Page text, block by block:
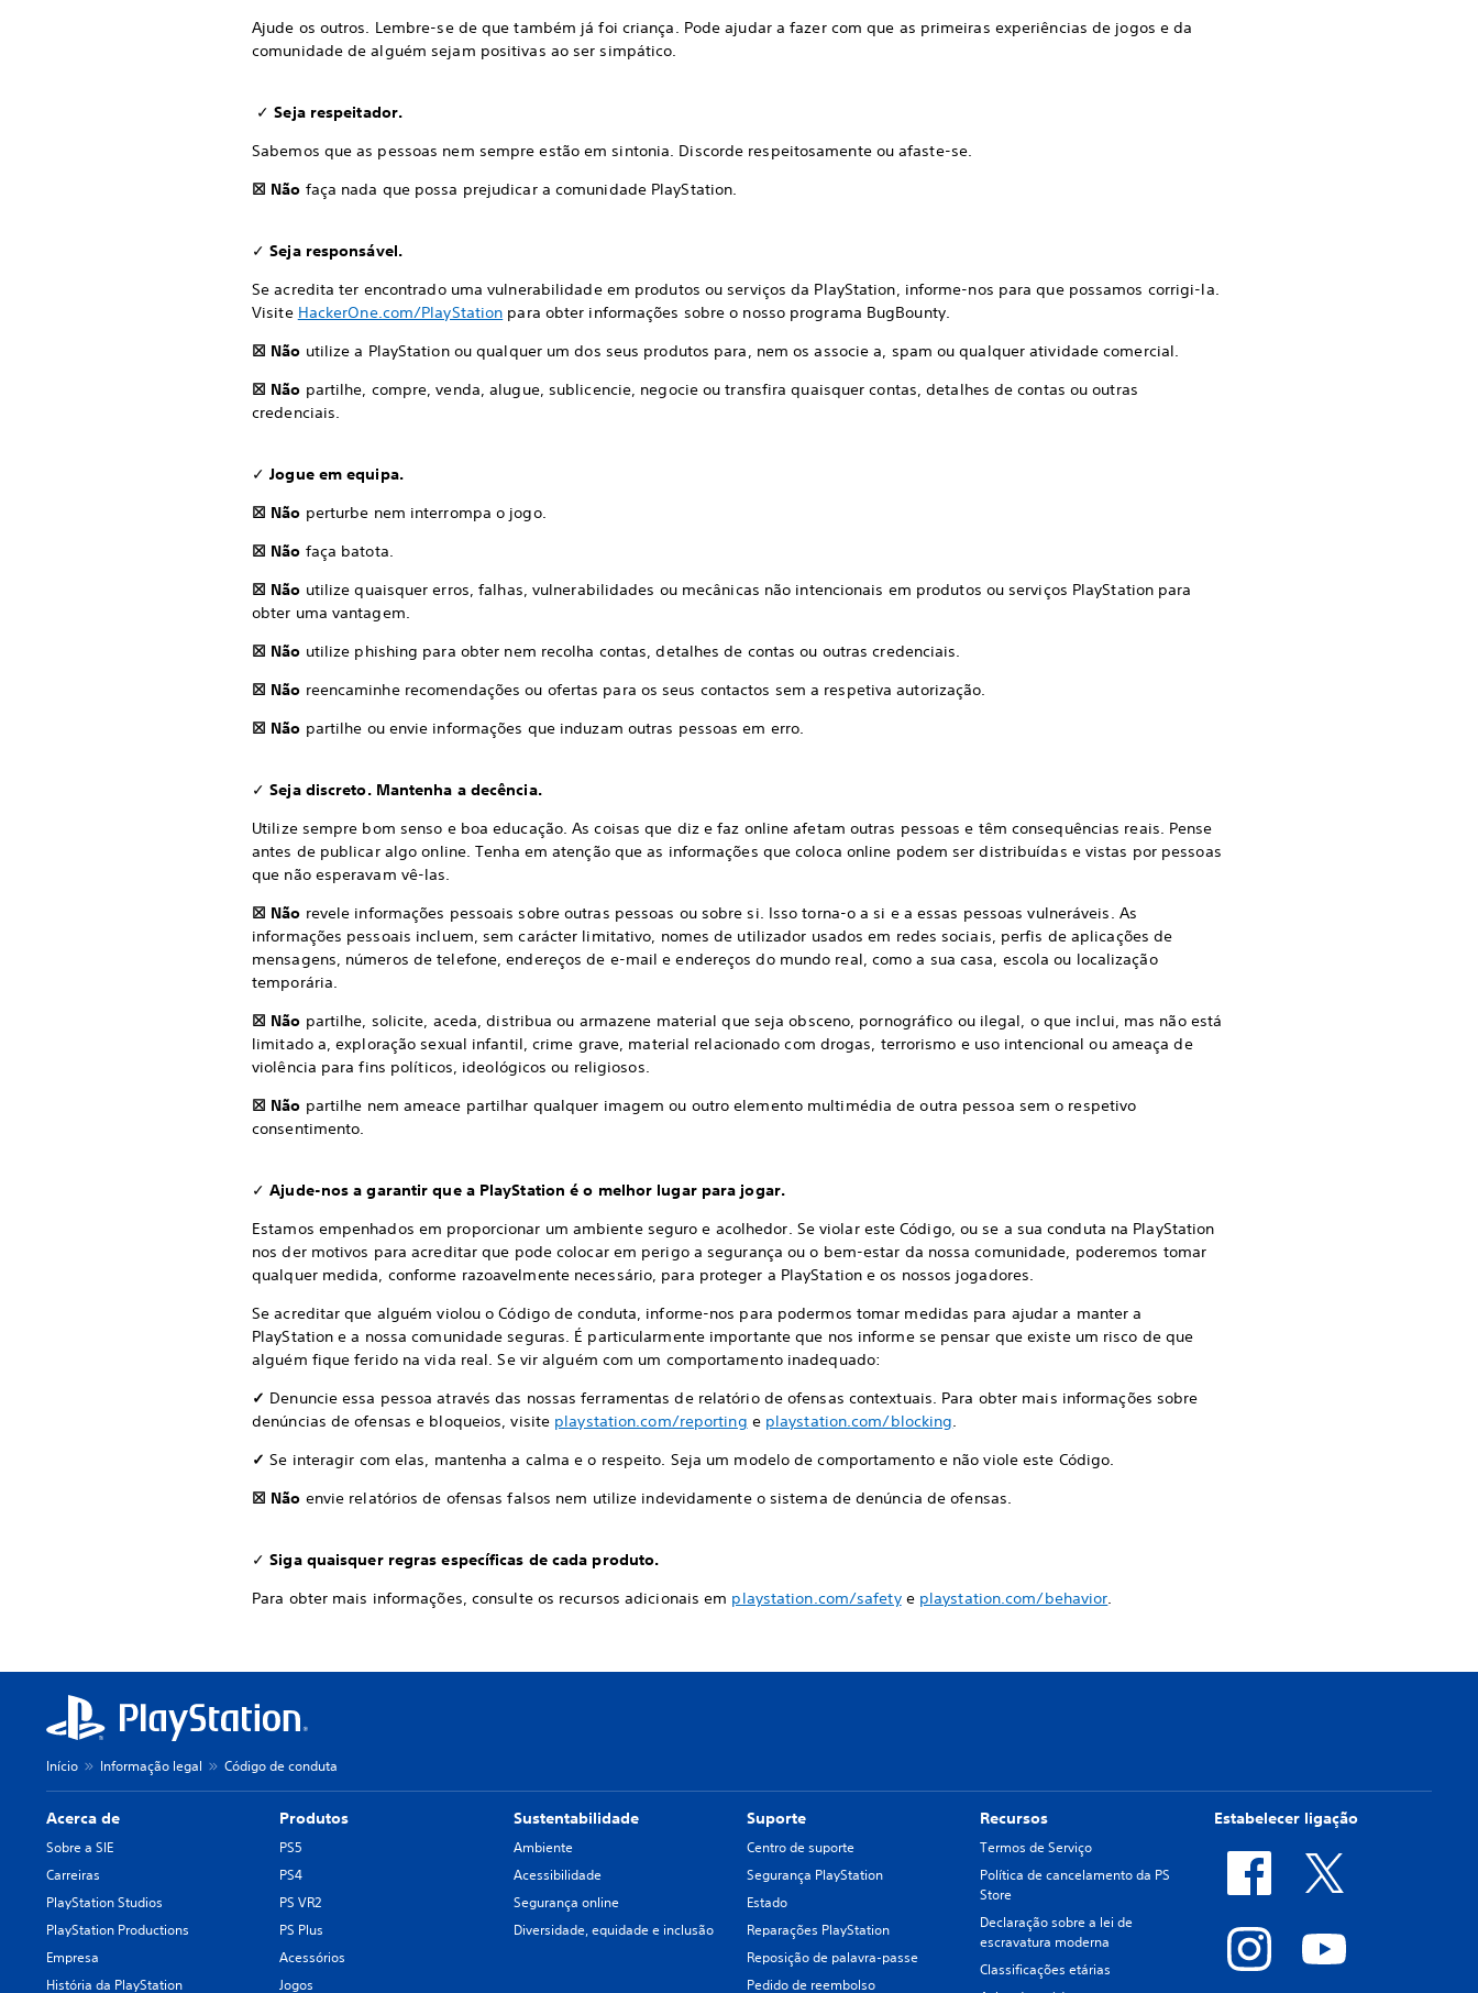
Ajude os outros. Lembre-se de que também já foi criança. Pode ajudar a fazer com que as primeiras experiências de jogos e da
comunidade de alguém sejam positivas ao ser simpático.
✓Seja respeitador.
Sabemos que as pessoas nem sempre estão em sintonia. Discorde respeitosamente ou afaste-se.
☒ Não faça nada que possa prejudicar a comunidade PlayStation.
✓Seja responsável.
Se acredita ter encontrado uma vulnerabilidade em produtos ou serviços da PlayStation, informe-nos para que possamos corrigi-la.
Visite HackerOne.com/PlayStation para obter informações sobre o nosso programa BugBounty.
☒ Não utilize a PlayStation ou qualquer um dos seus produtos para, nem os associe a, spam ou qualquer atividade comercial.
☒ Não partilhe, compre, venda, alugue, sublicencie, negocie ou transfira quaisquer contas, detalhes de contas ou outras
credenciais.
✓Jogue em equipa.
☒ Não perturbe nem interrompa o jogo.
☒ Não faça batota.
☒ Não utilize quaisquer erros, falhas, vulnerabilidades ou mecânicas não intencionais em produtos ou serviços PlayStation para
obter uma vantagem.
☒ Não utilize phishing para obter nem recolha contas, detalhes de contas ou outras credenciais.
☒ Não reencaminhe recomendações ou ofertas para os seus contactos sem a respetiva autorização.
☒ Não partilhe ou envie informações que induzam outras pessoas em erro.
✓Seja discreto. Mantenha a decência.
Utilize sempre bom senso e boa educação. As coisas que diz e faz online afetam outras pessoas e têm consequências reais. Pense
antes de publicar algo online. Tenha em atenção que as informações que coloca online podem ser distribuídas e vistas por pessoas
que não esperavam vê-las.
☒ Não revele informações pessoais sobre outras pessoas ou sobre si. Isso torna-o a si e a essas pessoas vulneráveis. As
informações pessoais incluem, sem carácter limitativo, nomes de utilizador usados em redes sociais, perfis de aplicações de
mensagens, números de telefone, endereços de e-mail e endereços do mundo real, como a sua casa, escola ou localização
temporária.
☒ Não partilhe, solicite, aceda, distribua ou armazene material que seja obsceno, pornográfico ou ilegal, o que inclui, mas não está
limitado a, exploração sexual infantil, crime grave, material relacionado com drogas, terrorismo e uso intencional ou ameaça de
violência para fins políticos, ideológicos ou religiosos.
☒ Não partilhe nem ameace partilhar qualquer imagem ou outro elemento multimédia de outra pessoa sem o respetivo
consentimento.
✓Ajude-nos a garantir que a PlayStation é o melhor lugar para jogar.
Estamos empenhados em proporcionar um ambiente seguro e acolhedor. Se violar este Código, ou se a sua conduta na PlayStation
nos der motivos para acreditar que pode colocar em perigo a segurança ou o bem-estar da nossa comunidade, poderemos tomar
qualquer medida, conforme razoavelmente necessário, para proteger a PlayStation e os nossos jogadores.
Se acreditar que alguém violou o Código de conduta, informe-nos para podermos tomar medidas para ajudar a manter a
PlayStation e a nossa comunidade seguras. É particularmente importante que nos informe se pensar que existe um risco de que
alguém fique ferido na vida real. Se vir alguém com um comportamento inadequado:
✓ Denuncie essa pessoa através das nossas ferramentas de relatório de ofensas contextuais. Para obter mais informações sobre
denúncias de ofensas e bloqueios, visite playstation.com/reporting e playstation.com/blocking.
✓Se interagir com elas, mantenha a calma e o respeito. Seja um modelo de comportamento e não viole este Código.
☒ Não envie relatórios de ofensas falsos nem utilize indevidamente o sistema de denúncia de ofensas.
✓Siga quaisquer regras específicas de cada produto.
Para obter mais informações, consulte os recursos adicionais em playstation.com/safetye playstation.com/behavior.
Início Informação legal Código de conduta
Acerca de
Sobre a SIE
Carreiras
PlayStation Studios
PlayStation Productions
Empresa
História da PlayStation
Produtos
PS5
PS4
PS VR2
PS Plus
Acessórios
Jogos
Sustentabilidade
Ambiente
Acessibilidade
Segurança online
Diversidade, equidade e inclusão
Suporte
Centro de suporte
Segurança PlayStation
Estado
Reparações PlayStation
Reposição de palavra-passe
Pedido de reembolso
Recursos
Termos de Serviço
Política de cancelamento da PS
Store
Declaração sobre a lei de
escravatura moderna
Classificações etárias
Estabelecer ligação